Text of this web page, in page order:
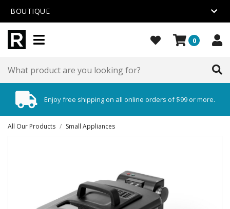
BOUTIQUE
0
Enjoy free shipping on all online orders of $99 or more.
All Our Products / Small Appliances